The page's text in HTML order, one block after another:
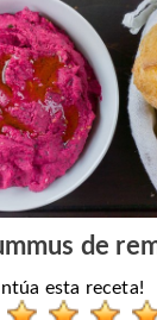
de
esta receta!